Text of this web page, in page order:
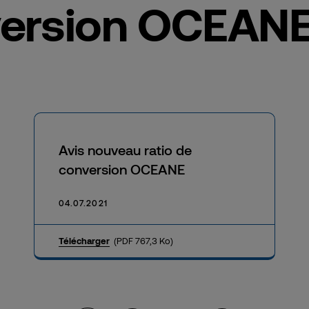
Avis nouveau ratio de
conversion OCEANE
04.07.2021
Télécharger (PDF 767,3 Ko)